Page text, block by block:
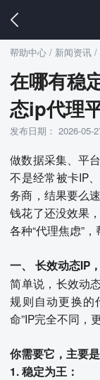
帮助中心 / 新闻资讯 /
在哪有稳
态ip代理
发布日期： 2026-05-
做数据采集、平
不是经常被卡IP
务商，结果要么
钱花了还没效果
各种“代理焦虑”
一、 长效动态IP
简单说，长效动
规则自动更换的
命”IP完全不同，
你需要它，主要
1. 稳定为王：